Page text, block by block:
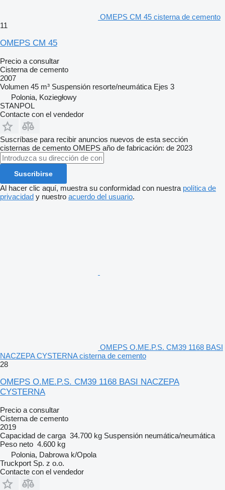
OMEPS CM 45 cisterna de cemento
11
OMEPS CM 45
Precio a consultar
Cisterna de cemento
2007
Volumen 45 m³ Suspensión resorte/neumática Ejes 3
Polonia, Koziegłowy
STANPOL
Contacte con el vendedor
Suscríbase para recibir anuncios nuevos de esta sección
cisternas de cemento OMEPS año de fabricación: de 2023
Suscribirse
Al hacer clic aquí, muestra su conformidad con nuestra política de
privacidad y nuestro acuerdo del usuario.
OMEPS O.ME.P.S. CM39 1168 BASI
NACZEPA CYSTERNA cisterna de cemento
28
OMEPS O.ME.P.S. CM39 1168 BASI NACZEPA
CYSTERNA
Precio a consultar
Cisterna de cemento
2019
Capacidad de carga 34.700 kg Suspensión neumática/neumática
Peso neto 4.600 kg
Polonia, Dabrowa k/Opola
Truckport Sp. z o.o.
Contacte con el vendedor